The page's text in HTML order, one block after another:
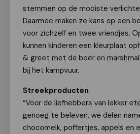
stemmen op de mooiste
Daarmee maken ze kans op een
voor zichzelf en twee vriendjes.
kunnen kinderen een kleurplaat
& greet met de boer en
bij het kampvuur.
Streekproducten
“Voor de liefhebbers van lekker
genoeg te beleven, we delen
chocomelk, poffertjes, appels en